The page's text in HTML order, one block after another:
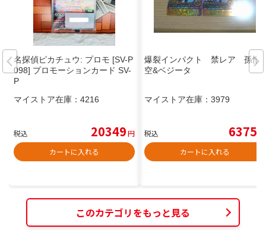
名探偵ピカチュウ: プロモ [SV-P
098] プロモーションカード SV-
P
マイストア在庫： 4216
税込 20349円
カートに入れる
爆裂インパクト 禁レア 孫悟
空&ベジータ
マイストア在庫： 3979
税込 6375
カートに入れる
このカテゴリをもっと見る